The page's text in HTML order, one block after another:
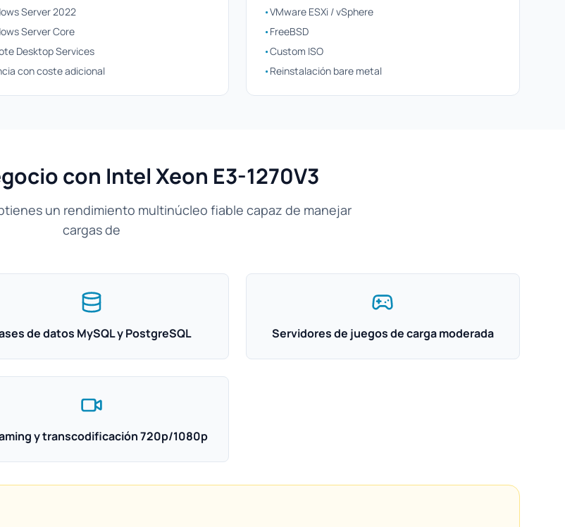
Server 2022
Server Core
Desktop Services
con coste adicional
•VMware ESXi / vSphere
•FreeBSD
•Custom ISO
•Reinstalación bare metal
con Intel Xeon E3-1270V3
un rendimiento multinúcleo fiable capaz de manejar
cargas de
de datos MySQL y PostgreSQL Servidores de juegos de carga moderada
y transcodificación 720p/1080p